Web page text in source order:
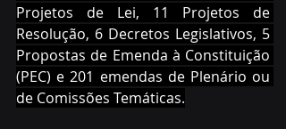
Projetos de Lei, 11 Projetos de
Resolução, 6 Decretos Legislativos, 5
Propostas de Emenda à Constituição
(PEC) e 201 emendas de Plenário ou
de Comissões Temáticas.